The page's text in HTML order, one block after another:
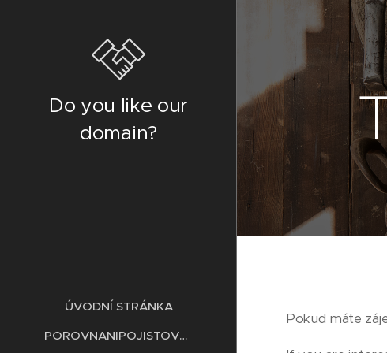
Do you like our
domain?
ÚVODNÍ STRÁNKA
POROVNANIPOJISTOVEN.CZ
Pokud máte